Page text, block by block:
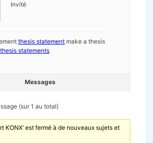
Invité
thesis statement make a thesis
thesis statements
Messages
(sur 1 au total)
KONX’ est fermé à de nouveaux sujets et